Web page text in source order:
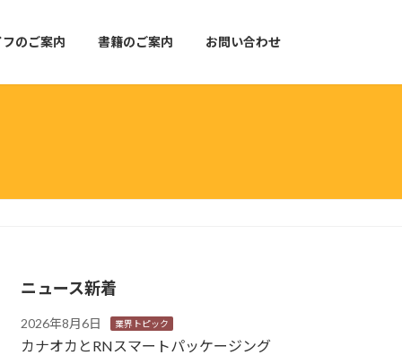
のご案内 書籍のご案内 お問い合わせ
ニュース新着
2026年8月6日 業界トピック
カナオカとRNスマートパッケージング